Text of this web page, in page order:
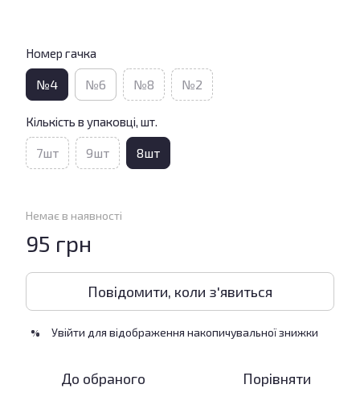
Номер гачка
№4 №6 №8 №2
Кількість в упаковці, шт.
7шт 9шт 8шт
Немає в наявності
95 грн
Повідомити, коли з'явиться
% Увійти для відображення накопичувальної знижки
До обраного Порівняти